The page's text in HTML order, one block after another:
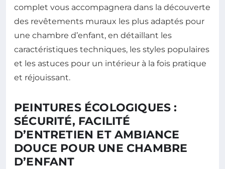
complet vous accompagnera dans la découverte
des revêtements muraux les plus adaptés pour
une chambre d’enfant, en détaillant les
caractéristiques techniques, les styles populaires
et les astuces pour un intérieur à la fois pratique
et réjouissant.
PEINTURES ÉCOLOGIQUES :
SÉCURITÉ, FACILITÉ
D’ENTRETIEN ET AMBIANCE
DOUCE POUR UNE CHAMBRE
D’ENFANT